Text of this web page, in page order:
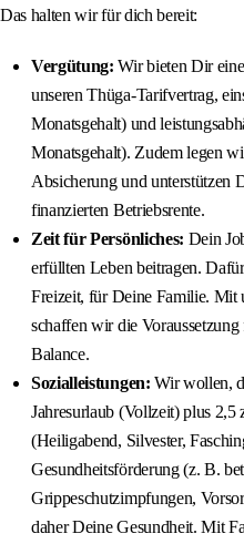
Das halten wir für dich bereit:
Vergütung: Wir bieten Dir
unseren Thüga-Tarifvertrag,
Monatsgehalt) und
Monatsgehalt). Zudem legen
Absicherung und unterstützen
finanzierten Betriebsrente.
Zeit für Persönliches: Dein
erfüllten Leben beitragen.
Freizeit, für Deine Familie. Mit
schaffen wir die
Balance.
Sozialleistungen: Wir wollen,
Jahresurlaub (Vollzeit) plus 2,5
(Heiligabend, Silvester,
Gesundheitsförderung (z. B.
Grippeschutzimpfungen,
daher Deine Gesundheit. Mit